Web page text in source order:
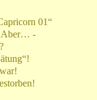
01“
Aber… -